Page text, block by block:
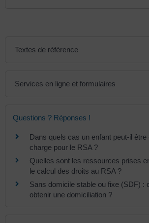
Textes de référence
Services en ligne et formulaires
Questions ? Réponses !
Dans quels cas un enfant peut-il être
charge pour le RSA ?
Quelles sont les ressources prises
le calcul des droits au RSA ?
Sans domicile stable ou fixe (SDF) :
obtenir une domiciliation ?